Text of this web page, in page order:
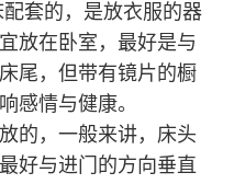
套的，是放衣服的器
放在卧室，最好是与
尾，但带有镜片的橱
感情与健康。
的，一般来讲，床头
好与进门的方向垂直